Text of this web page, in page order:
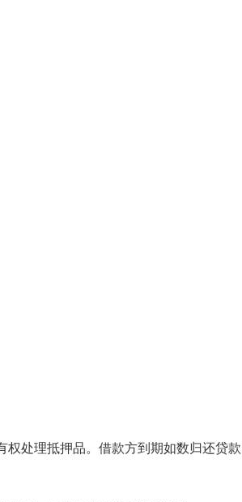
权处理抵押品。借款方到期如数归还贷款